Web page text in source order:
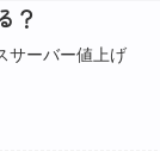
？
サーバー値上げ